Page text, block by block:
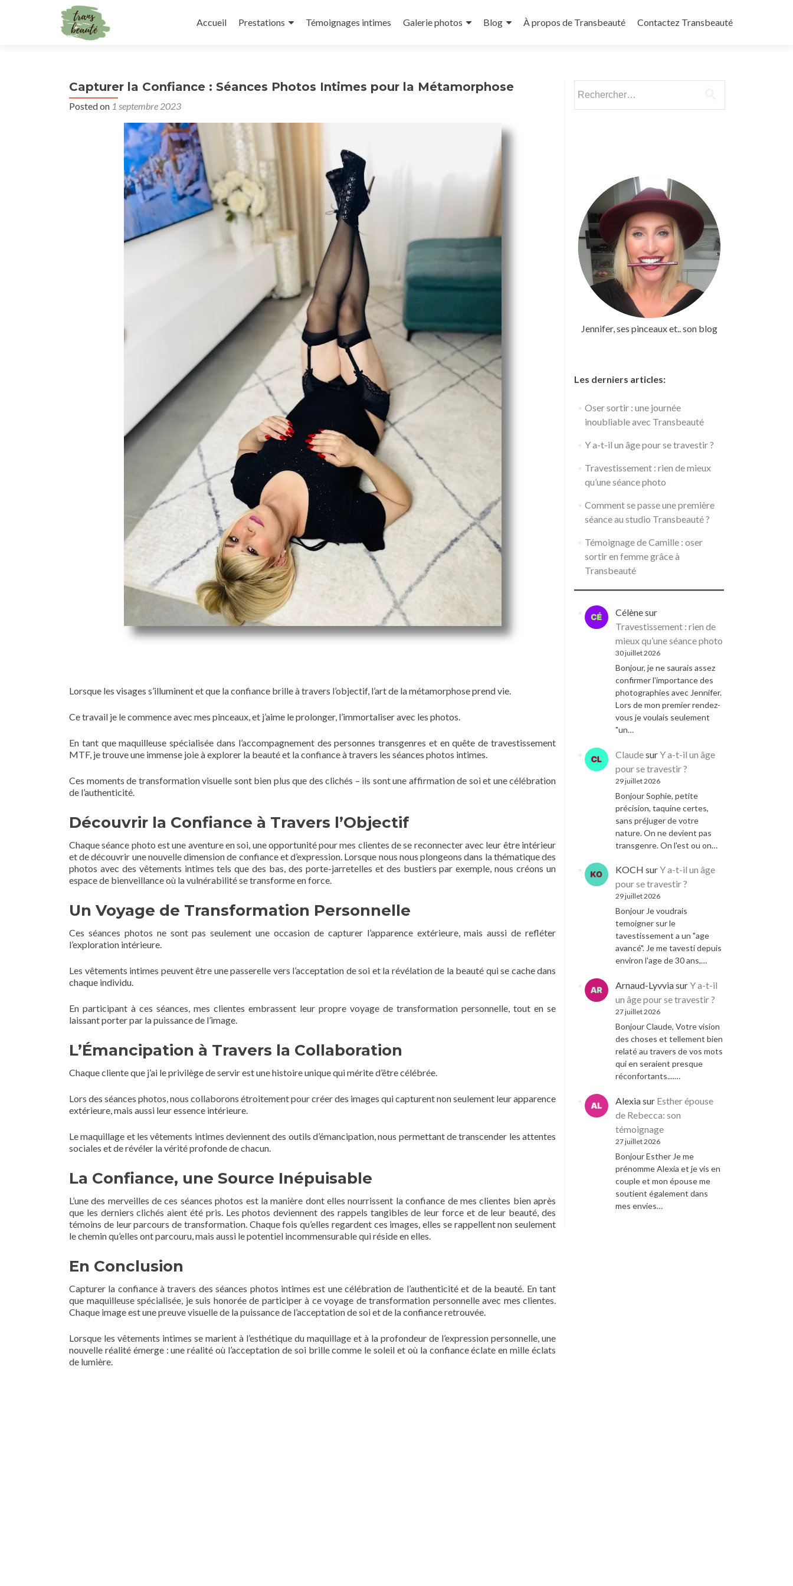
to
Accueil Prestations Témoignages intimes Galerie photos Blog À propos de Transbeauté Contactez Transbeauté
Capturer la Confiance : Séances Photos Intimes pour la Métamorphose
Posted on 1 septembre 2023
Lorsque les visages s’illuminent et que la confiance brille à travers l’objectif, l’art de la métamorphose prend vie.
Ce travail je le commence avec mes pinceaux, et j’aime le prolonger, l’immortaliser avec les photos.
En tant que maquilleuse spécialisée dans l’accompagnement des personnes transgenres et en quête de travestissement
MTF, je trouve une immense joie à explorer la beauté et la confiance à travers les séances photos intimes.
Ces moments de transformation visuelle sont bien plus que des clichés – ils sont une affirmation de soi et une célébration
de l’authenticité.
Découvrir la Confiance à Travers l’Objectif
Chaque séance photo est une aventure en soi, une opportunité pour mes clientes de se reconnecter avec leur être intérieur
et de découvrir une nouvelle dimension de confiance et d’expression. Lorsque nous nous plongeons dans la thématique des
photos avec des vêtements intimes tels que des bas, des porte-jarretelles et des bustiers par exemple, nous créons un
espace de bienveillance où la vulnérabilité se transforme en force.
Un Voyage de Transformation Personnelle
Ces séances photos ne sont pas seulement une occasion de capturer l’apparence extérieure, mais aussi de refléter
l’exploration intérieure.
Les vêtements intimes peuvent être une passerelle vers l’acceptation de soi et la révélation de la beauté qui se cache dans
chaque individu.
En participant à ces séances, mes clientes embrassent leur propre voyage de transformation personnelle, tout en se
laissant porter par la puissance de l’image.
L’Émancipation à Travers la Collaboration
Chaque cliente que j’ai le privilège de servir est une histoire unique qui mérite d’être célébrée.
Lors des séances photos, nous collaborons étroitement pour créer des images qui capturent non seulement leur apparence
extérieure, mais aussi leur essence intérieure.
Le maquillage et les vêtements intimes deviennent des outils d’émancipation, nous permettant de transcender les attentes
sociales et de révéler la vérité profonde de chacun.
La Confiance, une Source Inépuisable
L’une des merveilles de ces séances photos est la manière dont elles nourrissent la confiance de mes clientes bien après
que les derniers clichés aient été pris. Les photos deviennent des rappels tangibles de leur force et de leur beauté, des
témoins de leur parcours de transformation. Chaque fois qu’elles regardent ces images, elles se rappellent non seulement
le chemin qu’elles ont parcouru, mais aussi le potentiel incommensurable qui réside en elles.
En Conclusion
Capturer la confiance à travers des séances photos intimes est une célébration de l’authenticité et de la beauté. En tant
que maquilleuse spécialisée, je suis honorée de participer à ce voyage de transformation personnelle avec mes clientes.
Chaque image est une preuve visuelle de la puissance de l’acceptation de soi et de la confiance retrouvée.
Lorsque les vêtements intimes se marient à l’esthétique du maquillage et à la profondeur de l’expression personnelle, une
nouvelle réalité émerge : une réalité où l’acceptation de soi brille comme le soleil et où la confiance éclate en mille éclats
de lumière.
Jennifer, ses pinceaux et.. son blog
Les derniers articles:
Oser sortir : une journée
inoubliable avec Transbeauté
Y a-t-il un âge pour se travestir ?
Travestissement : rien de mieux
qu’une séance photo
Comment se passe une première
séance au studio Transbeauté ?
Témoignage de Camille : oser
sortir en femme grâce à
Transbeauté
Célènesur
Travestissement : rien de
mieux qu’une séance photo
30 juillet 2026
Bonjour, je ne saurais assez
confirmer l'importance des
photographies avec Jennifer.
Lors de mon premier rendez-
vous je voulais seulement
"un…
ClaudesurY a-t-il un âge
pour se travestir ?
29 juillet 2026
Bonjour Sophie, petite
précision, taquine certes,
sans préjuger de votre
nature. On ne devient pas
transgenre. On l'est ou on…
KOCH surY a-t-il un âge
pour se travestir ?
29 juillet 2026
Bonjour Je voudrais
temoigner sur le
tavestissement a un "age
avancé". Je me tavesti depuis
environ l'age de 30 ans,…
Arnaud-LyvviasurY a-t-il
un âge pour se travestir ?
27 juillet 2026
Bonjour Claude, Votre vision
des choses et tellement bien
relaté au travers de vos mots
qui en seraient presque
réconfortants....…
Alexiasur Esther épouse
de Rebecca: son
témoignage
27 juillet 2026
Bonjour Esther Je me
prénomme Alexia et je vis en
couple et mon épouse me
soutient également dans
mes envies…